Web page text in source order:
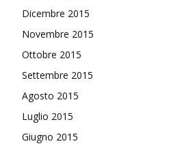
Dicembre 2015
Novembre 2015
Ottobre 2015
Settembre 2015
Agosto 2015
Luglio 2015
Giugno 2015